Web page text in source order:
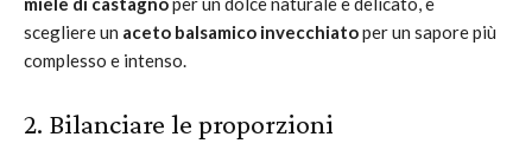
scegliere un aceto balsamico invecchiatoper un sapore più
complesso e intenso.
2. Bilanciare le proporzioni